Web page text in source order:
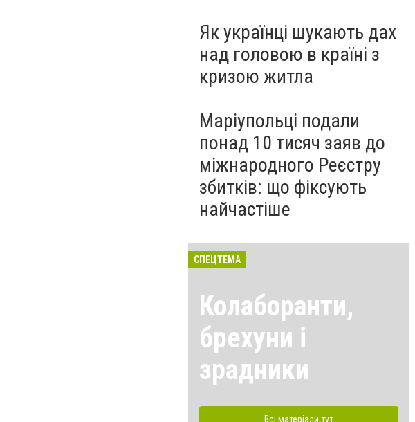
Як українці шукають дах
над головою в країні з
кризою житла
Маріупольці подали
понад 10 тисяч заяв до
міжнародного Реєстру
збитків: що фіксують
найчастіше
СПЕЦТЕМА
Колаборанти,
брехуни і
зрадники
Всі матеріали тут